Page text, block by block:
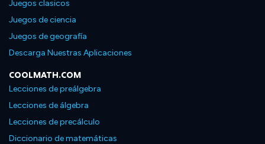
Juegos clasicos
Juegos de ciencia
Juegos de geografía
Descarga Nuestras Aplicaciones
COOLMATH.COM
Lecciones de preálgebra
Lecciones de álgebra
Lecciones de precálculo
Diccionario de matemáticas